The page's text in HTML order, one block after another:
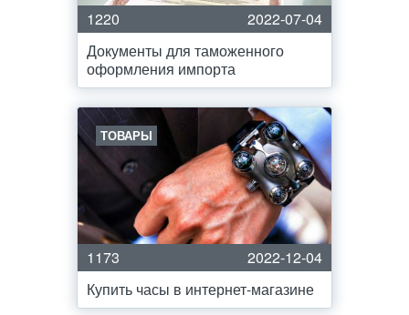
1220
2022-07-04
Документы для таможенного
оформления импорта
ТОВАРЫ
1173
2022-12-04
Купить часы в интернет-магазине